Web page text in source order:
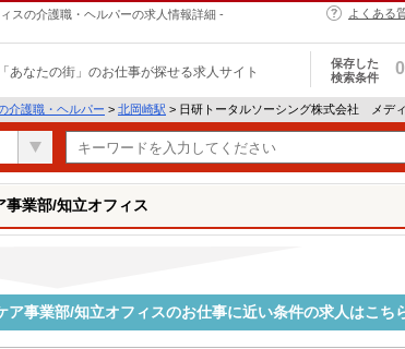
スの介護職・ヘルパーの求人情報詳細 -
よくある
「あなたの街」のお仕事が探せる求人サイト
保存した
検索条件
0
介護職・ヘルパー > 北岡崎駅 > 日研トータルソーシング株式会社 メデ
業部/知立オフィス
事業部/知立オフィスのお仕事に近い条件の求人はこち